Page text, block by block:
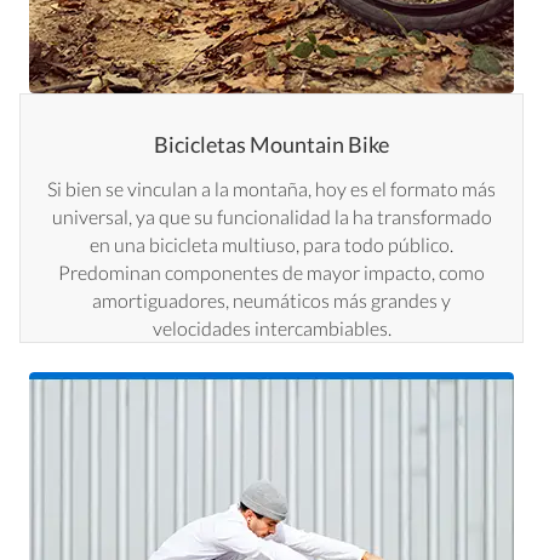
Bicicletas Mountain Bike
Si bien se vinculan a la montaña, hoy es el formato más
universal, ya que su funcionalidad la ha transformado
en una bicicleta multiuso, para todo público.
Predominan componentes de mayor impacto, como
amortiguadores, neumáticos más grandes y
velocidades intercambiables.